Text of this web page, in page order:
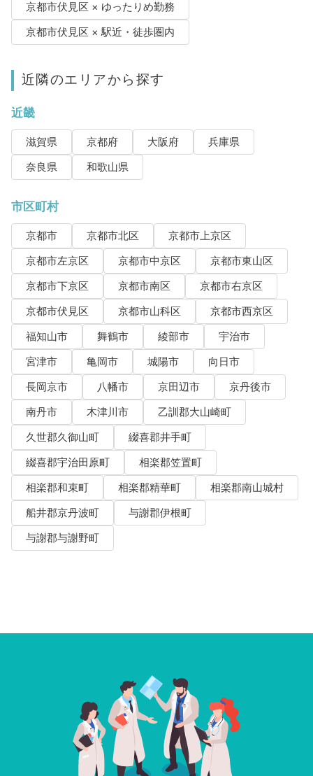
京都市伏見区 × ゆったりめ勤務
京都市伏見区 × 駅近・徒歩圏内
近隣のエリアから探す
近畿
滋賀県 京都府 大阪府
兵庫県
奈良県
和歌山県
市区町村
京都市 京都市北区
京都市上京区
京都市左京区
京都市中京区
京都市東山区
京都市下京区
京都市南区
京都市右京区
京都市伏見区
京都市山科区
京都市西京区
福知山市
舞鶴市 綾部市
宇治市
宮津市
亀岡市 城陽市
向日市
長岡京市
八幡市 京田辺市
京丹後市
南丹市
木津川市
乙訓郡大山崎町
久世郡久御山町
綴喜郡井手町
綴喜郡宇治田原町
相楽郡笠置町
相楽郡和束町
相楽郡精華町
相楽郡南山城村
船井郡京丹波町
与謝郡伊根町
与謝郡与謝野町